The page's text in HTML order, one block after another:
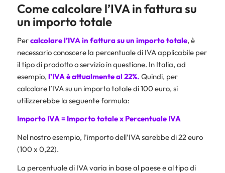
Come calcolare l’IVA in fattura su
un importo totale
Percalcolare l’IVA in fattura su un importo totale, è
necessario conoscere la percentuale di IVA applicabile per
il tipo di prodotto o servizio in questione. In Italia, ad
esempio, l’IVA è attualmente al 22%. Quindi, per
calcolare l’IVA su un importo totale di 100 euro, si
utilizzerebbe la seguente formula:
Importo IVA = Importo totale x Percentuale IVA
Nel nostro esempio, l’importo dell’IVA sarebbe di 22 euro
(100 x 0,22).
La percentuale di IVA varia in base al paese e al tipo di